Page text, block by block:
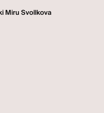
Miru Svollkova